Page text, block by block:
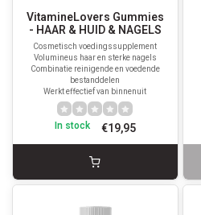
VitamineLovers Gummies
- HAAR & HUID & NAGELS
Cosmetisch voedingssupplement
Volumineus haar en sterke nagels
Combinatie reinigende en voedende
bestanddelen
Werkt effectief van binnenuit
€19,95
In stock